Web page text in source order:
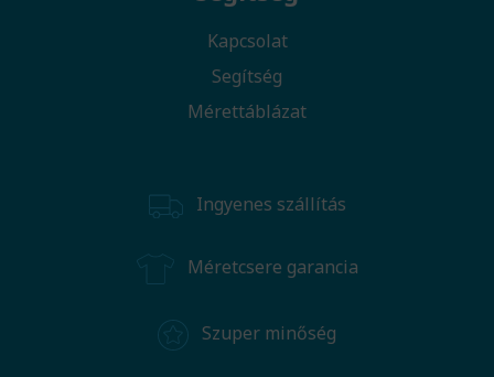
Kapcsolat
Segítség
Mérettáblázat
Ingyenes szállítás
Méretcsere garancia
Szuper minőség